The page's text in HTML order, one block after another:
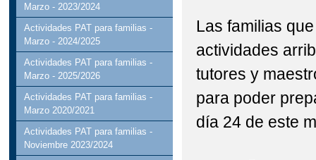
Marzo - 2023/2024
Actividades PAT para familias -
Marzo - 2024/2025
Actividades PAT para familias -
Marzo - 2025/2026
Actividades PAT para familias -
Marzo 2020/2021
Actividades PAT para familias -
Noviembre 2023/2024
Las familias
actividades
tutores y
para poder
día 24 de este